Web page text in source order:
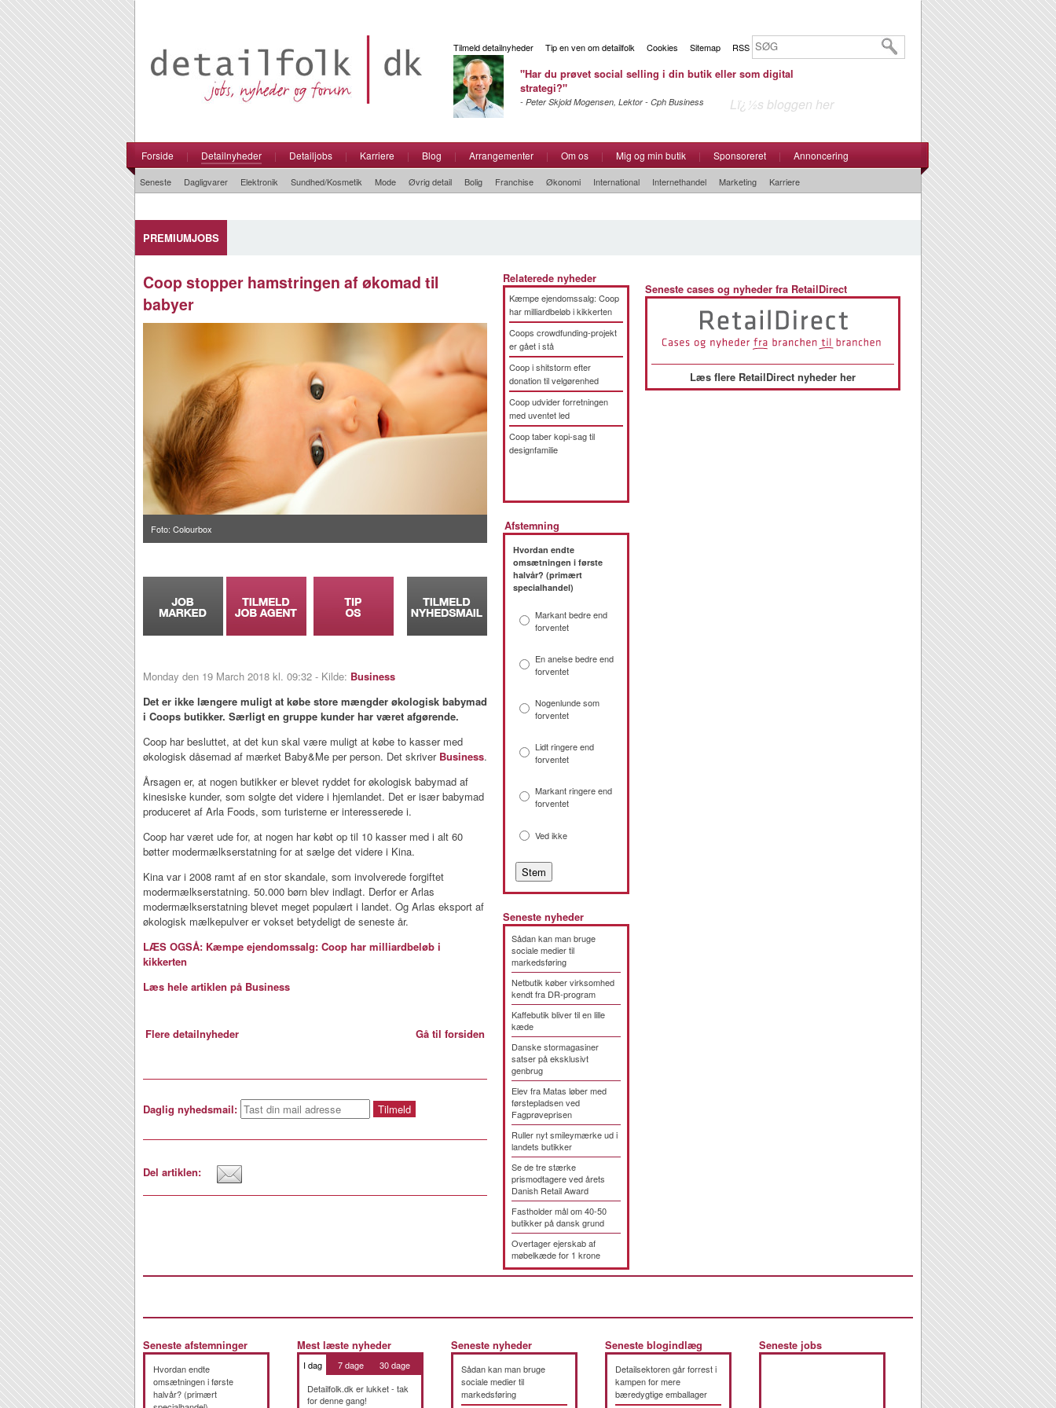
Tilmeld detailnyheder Tip en ven om detailfolk Cookies Sitemap RSS
"Har du prøvet social selling i din butik eller som digital
strategi?"
- Peter Skjold Mogensen, Lektor - Cph Business Lï¿½s bloggen her
Forside | Detailnyheder | Detailjobs | Karriere | Blog | Arrangementer | Om os | Mig og min butik | Sponsoreret | Annoncering
Seneste Dagligvarer Elektronik Sundhed/Kosmetik Mode Øvrig detail Bolig Franchise Økonomi International Internethandel Marketing Karriere
PREMIUMJOBS
Coop stopper hamstringen af økomad til
babyer
Foto: Colourbox
Monday den 19 March 2018 kl. 09:32 - Kilde: Business
Det er ikke længere muligt at købe store mængder økologisk babymad
i Coops butikker. Særligt en gruppe kunder har været afgørende.
Coop har besluttet, at det kun skal være muligt at købe to kasser med
økologisk dåsemad af mærket Baby&Me per person. Det skriver Business.
Årsagen er, at nogen butikker er blevet ryddet for økologisk babymad af
kinesiske kunder, som solgte det videre i hjemlandet. Det er især babymad
produceret af Arla Foods, som turisterne er interesserede i.
Coop har været ude for, at nogen har købt op til 10 kasser med i alt 60
bøtter modermælkserstatning for at sælge det videre i Kina.
Kina var i 2008 ramt af en stor skandale, som involverede forgiftet
modermælkserstatning. 50.000 børn blev indlagt. Derfor er Arlas
modermælkserstatning blevet meget populært i landet. Og Arlas eksport af
økologisk mælkepulver er vokset betydeligt de seneste år.
LÆS OGSÅ: Kæmpe ejendomssalg: Coop har milliardbeløb i
kikkerten
Læs hele artiklen på Business
Flere detailnyheder Gå til forsiden
Daglig nyhedsmail:
Del artiklen:
Relaterede nyheder
Kæmpe ejendomssalg: Coop
har milliardbeløb i kikkerten
Coops crowdfunding-projekt
er gået i stå
Coop i shitstorm efter
donation til velgørenhed
Coop udvider forretningen
med uventet led
Coop taber kopi-sag til
designfamilie
Afstemning
Hvordan endte
omsætningen i første
halvår? (primært
specialhandel)
Markant bedre end
forventet
En anelse bedre end
forventet
Nogenlunde som
forventet
Lidt ringere end
forventet
Markant ringere end
forventet
Ved ikke
Seneste nyheder
Sådan kan man bruge
sociale medier til
markedsføring
Netbutik køber virksomhed
kendt fra DR-program
Kaffebutik bliver til en lille
kæde
Danske stormagasiner
satser på eksklusivt
genbrug
Elev fra Matas løber med
førstepladsen ved
Fagprøveprisen
Ruller nyt smileymærke ud i
landets butikker
Se de tre stærke
prismodtagere ved årets
Danish Retail Award
Fastholder mål om 40-50
butikker på dansk grund
Overtager ejerskab af
møbelkæde for 1 krone
Seneste cases og nyheder fra RetailDirect
Læs flere RetailDirect nyheder her
Seneste afstemninger
Hvordan endte
omsætningen i første
halvår? (primært
Mest læste nyheder
I dag 7 dage
30 dage
Detailfolk.dk er lukket - tak
for denne gang!
Seneste nyheder
Sådan kan man bruge
sociale medier til
markedsføring
Seneste blogindlæg
Detailsektoren går forrest i
kampen for mere
bæredygtige emballager
Seneste jobs